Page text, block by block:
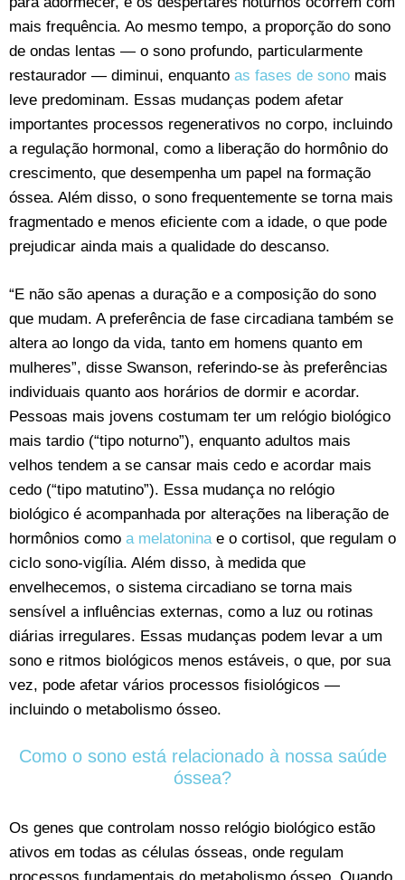
mais frequência. Ao mesmo tempo, a proporção do sono
de ondas lentas — o sono profundo, particularmente
restaurador — diminui, enquanto as fases de sono mais
leve predominam. Essas mudanças podem afetar
importantes processos regenerativos no corpo, incluindo
a regulação hormonal, como a liberação do hormônio do
crescimento, que desempenha um papel na formação
óssea. Além disso, o sono frequentemente se torna mais
fragmentado e menos eficiente com a idade, o que pode
prejudicar ainda mais a qualidade do descanso.
“E não são apenas a duração e a composição do sono
que mudam. A preferência de fase circadiana também se
altera ao longo da vida, tanto em homens quanto em
mulheres”, disse Swanson, referindo-se às preferências
individuais quanto aos horários de dormir e acordar.
Pessoas mais jovens costumam ter um relógio biológico
mais tardio (“tipo noturno”), enquanto adultos mais
velhos tendem a se cansar mais cedo e acordar mais
cedo (“tipo matutino”). Essa mudança no relógio
biológico é acompanhada por alterações na liberação de
hormônios como a melatoninae o cortisol, que regulam o
ciclo sono-vigília. Além disso, à medida que
envelhecemos, o sistema circadiano se torna mais
sensível a influências externas, como a luz ou rotinas
diárias irregulares. Essas mudanças podem levar a um
sono e ritmos biológicos menos estáveis, o que, por sua
vez, pode afetar vários processos fisiológicos —
incluindo o metabolismo ósseo.
Como o sono está relacionado à nossa saúde
óssea?
Os genes que controlam nosso relógio biológico estão
ativos em todas as células ósseas, onde regulam